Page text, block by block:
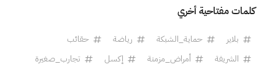
كلمات مفتاحية أخري
بلاير حماية_الشبكة رياضة
حقائب
الشريفة
أمراض_مزمنة إكسل تجارب_صغيرة